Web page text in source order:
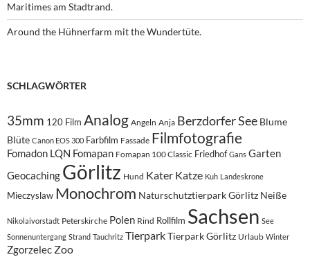
Maritimes am Stadtrand.
Around the Hühnerfarm mit the Wundertüte.
SCHLAGWÖRTER
35mm 120 Film Analog Angeln Anja Berzdorfer See Blume
Blüte Canon EOS 300 Farbfilm Fassade Filmfotografie
Fomadon LQN Fomapan Fomapan 100 Classic Friedhof Gans Garten
Geocaching Görlitz Hund Kater Katze Kuh Landeskrone
Mieczyslaw Monochrom Naturschutztierpark Görlitz Neiße
Nikolaivorstadt Peterskirche Polen Rind Rollfilm Sachsen See
Sonnenuntergang Strand Tauchritz TierparkTierpark Görlitz Urlaub Winter
Zgorzelec Zoo